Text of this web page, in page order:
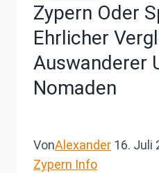
Zypern Oder
Ehrlicher
Auswanderer
Nomaden
VonAlexander 16. Juli
Zypern Info